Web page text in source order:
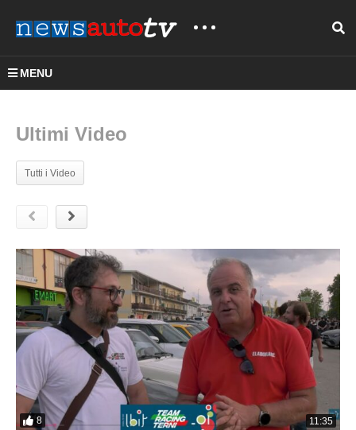
MENU
Ultimi Video
Tutti i Video
8 11:35